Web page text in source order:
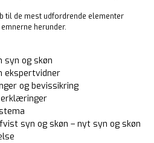
til de mest udfordrende elementer
herunder.
syn og skøn
ekspertvidner
og bevissikring
erklæringer
syn og skøn – nyt syn og skøn